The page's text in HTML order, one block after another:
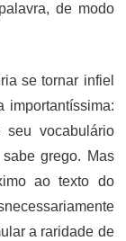
de modo
se tornar infiel
importantíssima:
vocabulário
grego. Mas
ao texto do
a raridade de